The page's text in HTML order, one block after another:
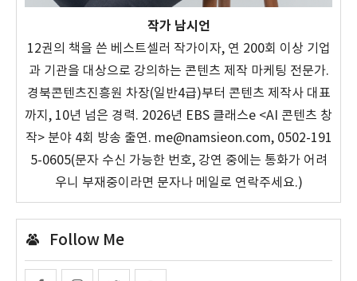
작가 남시언
12권의 책을 쓴 베스트셀러 작가이자, 연 200회 이상 기업
과 기관을 대상으로 강의하는 콘텐츠 제작 마케팅 전문가.
경북콘텐츠진흥원 차장(일반4급)부터 콘텐츠 제작사 대표
까지, 10년 넘은 경력. 2026년 EBS 클래스e <AI 콘텐츠 창
작> 분야 4회 방송 출연. me@namsieon.com, 0502-191
5-0605(문자 수신 가능한 번호, 강연 중에는 통화가 어려
우니 부재중이라면 문자나 메일로 연락주세요.)
Follow Me